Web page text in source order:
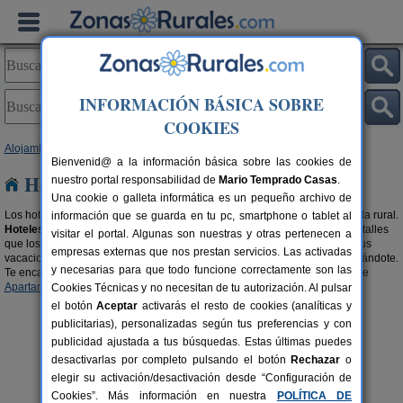
Alojamientos
Hoteles Rurales en Jaén
Los hoteles rurales son una forma, a lo grande, de disfrutar de tu escapada rural.
Hoteles rurales con encanto en Jaéncargados de personalidad, con detalles
que los hacen únicos y con acogedoras estancias para que disfrutes de tus
vacaciones como te mereces. Tenemos todos estos hoteles rurales esperándote.
Te encantarán. También te recomendamos buscar en nuestra selección de
Apartamentos Rurales en Jaén.
INFORMACIÓN BÁSICA SOBRE
COOKIES
Bienvenid@ a la información básica sobre las cookies de
nuestro portal responsabilidad de Mario Temprado Casas.
Una cookie o galleta informática es un pequeño archivo de
información que se guarda en tu pc, smartphone o tablet al
visitar el portal. Algunas son nuestras y otras pertenecen a
empresas externas que nos prestan servicios. Las activadas
y necesarias para que todo funcione correctamente son las
Cookies Técnicas y no necesitan de tu autorización. Al pulsar
el botónAceptar activarás el resto de cookies (analíticas y
publicitarias), personalizadas según tus preferencias y con
publicidad ajustada a tus búsquedas. Estas últimas puedes
desactivarlas por completo pulsando el botón Rechazar o
elegir su activación/desactivación desde “Configuración de
Cookies”. Más información en nuestra
POLÍTICA DE